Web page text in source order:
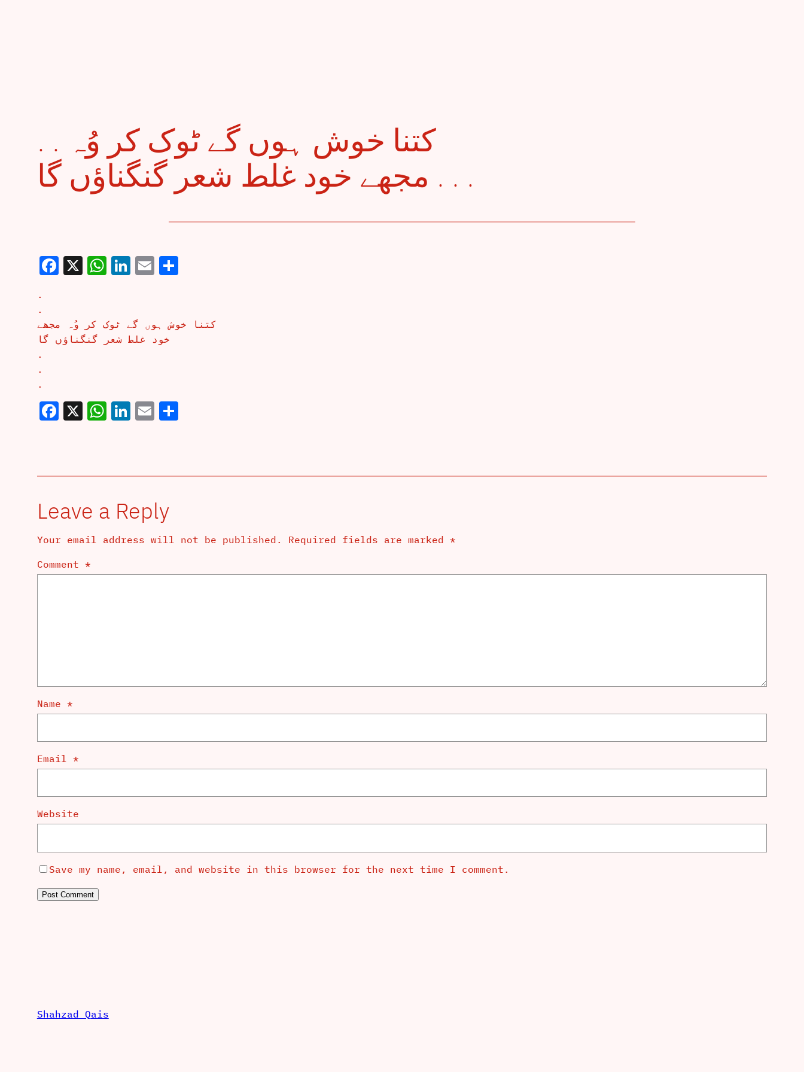
. . کتنا خوش ہوں گے ٹوک کر وُہ
مجھے خود غلط شعر گنگناؤں گا . . .
Facebook
X WhatsApp
LinkedIn
EmailShare
.
.
کتنا خوش ہوں گے ٹوک کر وُہ مجھے
خود غلط شعر گنگناؤں گا
.
.
.
Facebook
X WhatsApp
LinkedIn
EmailShare
Leave a Reply
Your email address will not be published. Required fields are marked *
Comment *
Name *
Email *
Website
Save my name, email, and website in this browser for the next time I comment.
Shahzad Qais